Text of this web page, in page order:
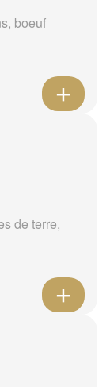
boeuf
de terre,